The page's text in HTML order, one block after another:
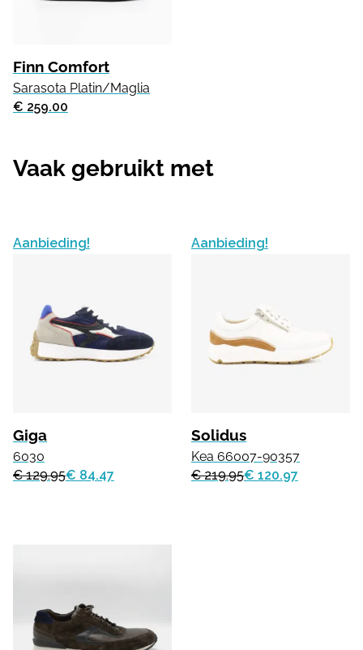
Finn Comfort
Sarasota Platin/Maglia
€ 259.00
Vaak gebruikt met
Aanbieding!
Giga
6030
€ 129.95€ 84.47
Aanbieding!
Solidus
Kea 66007-90357
€ 219.95€ 120.97